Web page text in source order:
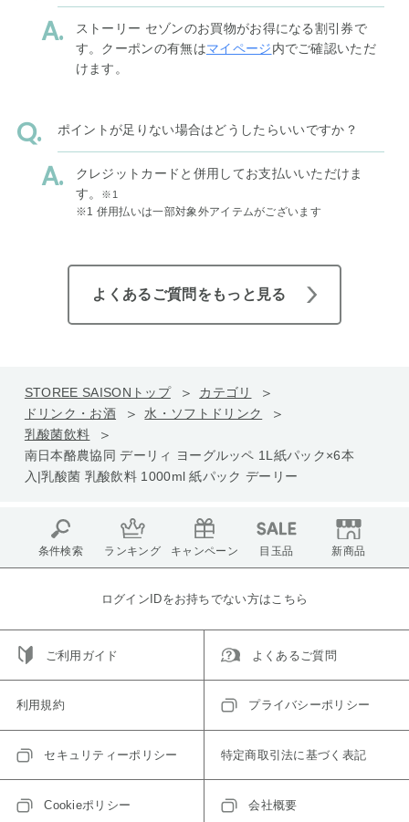
ストーリー セゾンのお買物がお得になる割引券で
す。クーポンの有無はマイページ内でご確認いただ
けます。
ポイントが足りない場合はどうしたらいいですか？
クレジットカードと併用してお支払いいただけま
す。
※1
※1 併用払いは一部対象外アイテムがございます
よくあるご質問をもっと見る
STOREE SAISONトップ
カテゴリ
ドリンク・お酒
水・ソフトドリンク
乳酸菌飲料
南日本酪農協同 デーリィ ヨーグルッペ 1L紙パック×6本
入|乳酸菌 乳酸飲料 1000ml 紙パック デーリー
条件検索 ランキング キャンペーン 目玉品 新商品
ログインIDをお持ちでない方はこちら
ご利用ガイド よくあるご質問
利用規約 プライバシーポリシー
セキュリティーポリシー 特定商取引法に基づく表記
Cookieポリシー 会社概要